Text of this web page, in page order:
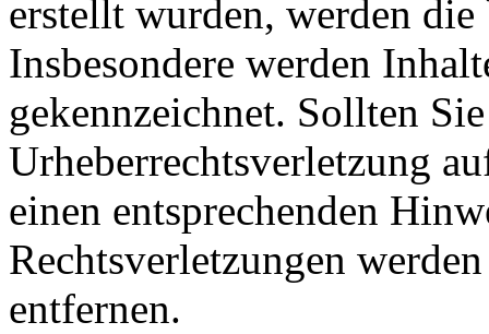
erstellt wurden, werden
Insbesondere werden
gekennzeichnet. Sollten
Urheberrechtsverletzung
einen entsprechenden
Rechtsverletzungen
entfernen.